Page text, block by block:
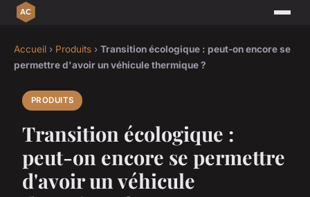
Accueil › Produits › Transition écologique : peut-on encore se
permettre d'avoir un véhicule thermique ?
PRODUITS
Transition écologique :
peut-on encore se permettre
d'avoir un véhicule